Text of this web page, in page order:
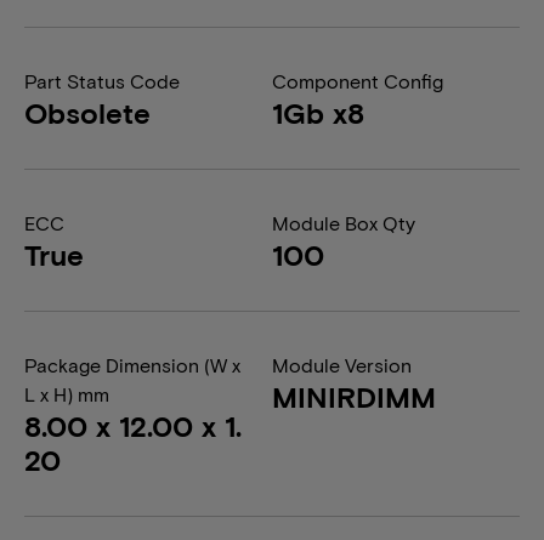
Part Status Code
Obsolete
Component Config
1Gb x8
ECC
True
Module Box Qty
100
Package Dimension (W x
L x H) mm
8.00 x 12.00 x 1.
20
Module Version
MINIRDIMM